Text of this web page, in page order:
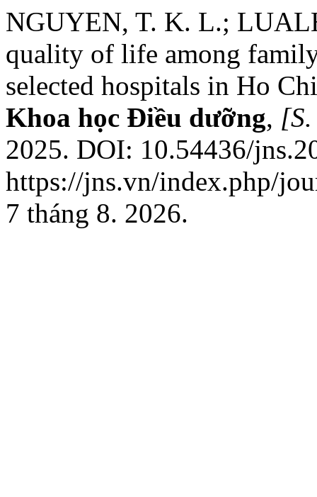
NGUYEN, T. K. L.;
quality of life among
selected hospitals in Ho
Khoa học Điều dưỡng,
2025. DOI: 10.54436/
https://jns.vn/index.php/
7 tháng 8. 2026.